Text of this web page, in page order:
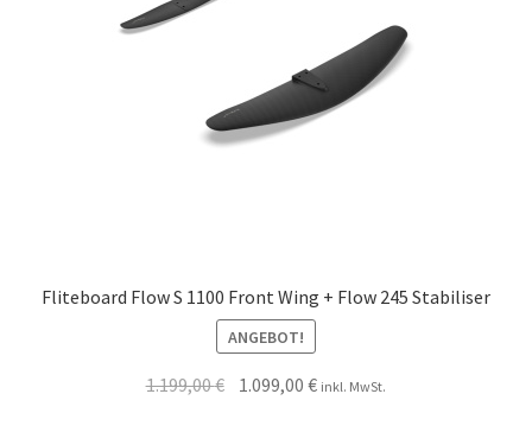
Fliteboard Flow S 1100 Front Wing + Flow 245 Stabiliser
ANGEBOT!
1.199,00€ 1.099,00€ inkl. MwSt.